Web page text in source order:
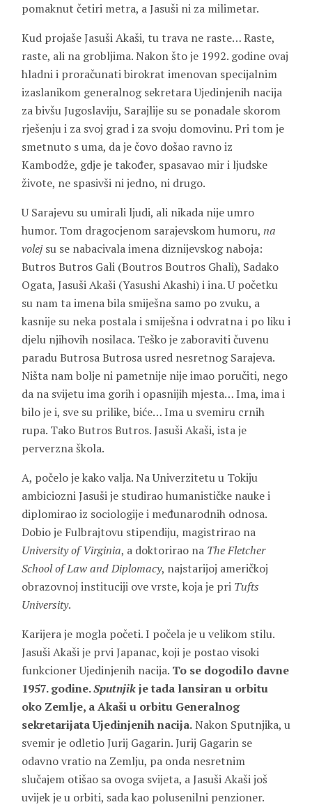
pomaknut četiri metra, a Jasuši ni za milimetar.
Kud projaše Jasuši Akaši, tu trava ne raste… Raste,
raste, ali na grobljima. Nakon što je 1992. godine ovaj
hladni i proračunati birokrat imenovan specijalnim
izaslanikom generalnog sekretara Ujedinjenih nacija
za bivšu Jugoslaviju, Sarajlije su se ponadale skorom
rješenju i za svoj grad i za svoju domovinu. Pri tom je
smetnuto s uma, da je čovo došao ravno iz
Kambodže, gdje je također, spasavao mir i ljudske
živote, ne spasivši ni jedno, ni drugo.
U Sarajevu su umirali ljudi, ali nikada nije umro
humor. Tom dragocjenom sarajevskom humoru, na
volej su se nabacivala imena diznijevskog naboja:
Butros Butros Gali (Boutros Boutros Ghali), Sadako
Ogata, Jasuši Akaši (Yasushi Akashi) i ina. U početku
su nam ta imena bila smiješna samo po zvuku, a
kasnije su neka postala i smiješna i odvratna i po liku i
djelu njihovih nosilaca. Teško je zaboraviti čuvenu
paradu Butrosa Butrosa usred nesretnog Sarajeva.
Ništa nam bolje ni pametnije nije imao poručiti, nego
da na svijetu ima gorih i opasnijih mjesta… Ima, ima i
bilo je i, sve su prilike, biće… Ima u svemiru crnih
rupa. Tako Butros Butros. Jasuši Akaši, ista je
perverzna škola.
A, počelo je kako valja. Na Univerzitetu u Tokiju
ambiciozni Jasuši je studirao humanističke nauke i
diplomirao iz sociologije i međunarodnih odnosa.
Dobio je Fulbrajtovu stipendiju, magistrirao na
University of Virginia, a doktorirao na The Fletcher
School of Law and Diplomacy, najstarijoj američkoj
obrazovnoj instituciji ove vrste, koja je pri Tufts
University.
Karijera je mogla početi. I počela je u velikom stilu.
Jasuši Akaši je prvi Japanac, koji je postao visoki
funkcioner Ujedinjenih nacija. To se dogodilo davne
1957. godine.Sputnjikje tada lansiran u orbitu
oko Zemlje, a Akaši u orbitu Generalnog
sekretarijata Ujedinjenih nacija.Nakon Sputnjika, u
svemir je odletio Jurij Gagarin. Jurij Gagarin se
odavno vratio na Zemlju, pa onda nesretnim
slučajem otišao sa ovoga svijeta, a Jasuši Akaši još
uvijek je u orbiti, sada kao polusenilni penzioner.